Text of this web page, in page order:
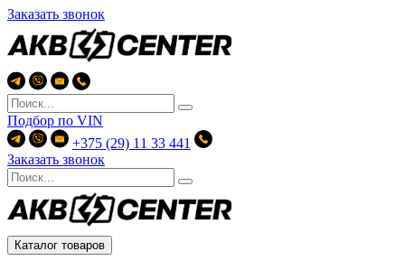
Заказать звонок
Подбор по VIN
+375 (29) 11 33 441
Заказать звонок
Каталог товаров